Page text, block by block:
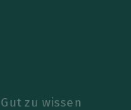
Gut zu wissen